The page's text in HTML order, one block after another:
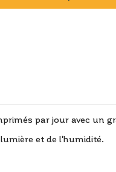
par jour avec un
et de l'humidité.